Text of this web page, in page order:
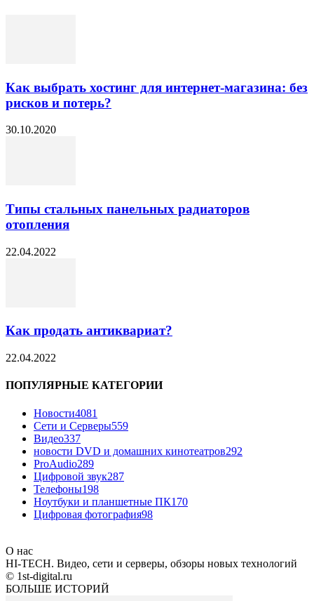
Как выбрать хостинг для интернет-магазина: без
рисков и потерь?
30.10.2020
Типы стальных панельных радиаторов
отопления
22.04.2022
Как продать антиквариат?
22.04.2022
ПОПУЛЯРНЫЕ КАТЕГОРИИ
Новости4081
Сети и Серверы559
Видео337
новости DVD и домашних кинотеатров292
ProAudio289
Цифровой звук287
Телефоны198
Ноутбуки и планшетные ПК170
Цифровая фотография98
О нас
HI-TECH. Видео, сети и серверы, обзоры новых технологий
© 1st-digital.ru
БОЛЬШЕ ИСТОРИЙ